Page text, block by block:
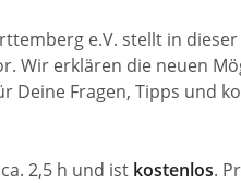
e.V. stellt in
Wir erklären die neuen
Deine Fragen, Tipps und
2,5 h und ist kostenlos.